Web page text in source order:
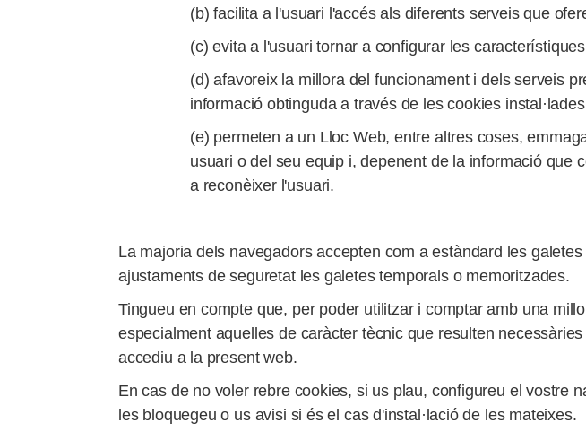
(b) facilita a l'usuari l'accés als diferents serveis que
(c) evita a l'usuari tornar a configurar les
(d) afavoreix la millora del funcionament i dels serveis
informació obtinguda a través de les cookies
(e) permeten a un Lloc Web, entre altres coses,
usuari o del seu equip i, depenent de la informació que
a reconèixer l'usuari.
La majoria dels navegadors accepten com a estàndard les
ajustaments de seguretat les galetes temporals o memoritzades.
Tingueu en compte que, per poder utilitzar i comptar amb una
especialment aquelles de caràcter tècnic que resulten
accediu a la present web.
En cas de no voler rebre cookies, si us plau, configureu el vostre
les bloquegeu o us avisi si és el cas d'instal·lació de les mateixes.